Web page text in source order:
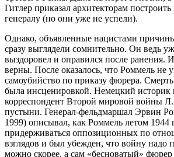
Гитлер приказал архитекторам
генералу (но они уже не успели).
Однако, объявленные нацистами
сразу выглядели сомнительно. Он ведь
выздоровел и оправился после ранения.
верны. После оказалось, что Роммель не
самоубийство по приказу фюрера.
была инсценировкой. Немецкий историк
корреспондент Второй мировой войны
пустыни. Генерал-фельдмаршал Эрвин
1999) описывал, как Роммель летом 1944
придерживаться оппозиционных по
взглядов и был убежден, что войну надо
можно скорее, а сам «бесноватый» фюрер